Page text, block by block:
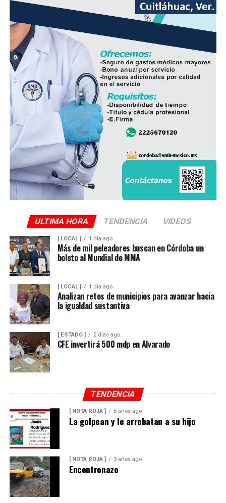
ULTIMA HORA TENDENCIA VIDEOS
[ LOCAL ] 1 día ago
Más de mil peleadores buscan en Córdoba un
boleto al Mundial de MMA
[ LOCAL ] 1 día ago
Analizan retos de municipios para avanzar hacia
la igualdad sustantiva
[ ESTADO ] 2 días ago
CFE invertirá 500 mdp en Alvarado
TENDENCIA
[ NOTA ROJA ] 6 años ago
La golpean y le arrebatan a su hijo
[ NOTA ROJA ] 3 años ago
Encontronazo